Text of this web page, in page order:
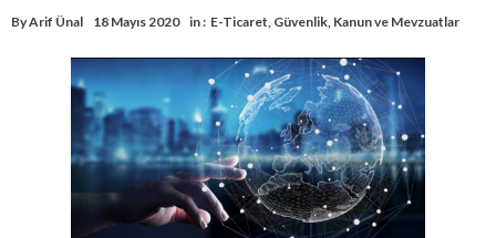
ByArif Ünal 18 Mayıs 2020 in : E-Ticaret, Güvenlik, Kanun ve Mevzuatlar